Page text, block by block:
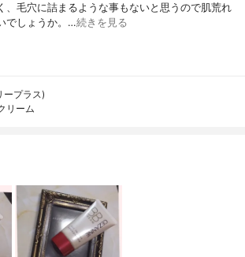
、毛穴に詰まるような事もないと思うので肌荒れ
でしょうか。…続きを見る
ープラス)
リーム